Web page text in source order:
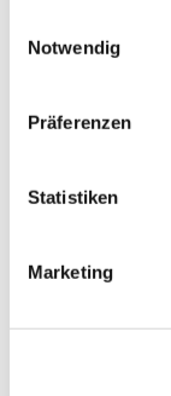
Notwendig
Präferenzen
Statistiken
Marketing